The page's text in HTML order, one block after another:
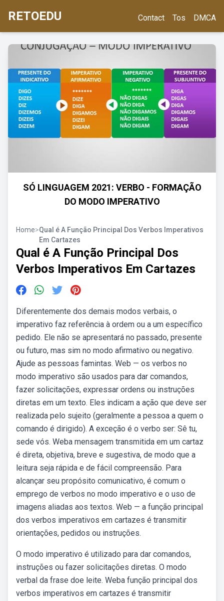
RETOEDU Contact Tos DMCA
SÓ LINGUAGEM 2021: VERBO - FORMAÇÃO
DO MODO IMPERATIVO
Home>Qual é A Função Principal Dos Verbos Imperativos
Em Cartazes
Qual é A Função Principal Dos
Verbos Imperativos Em Cartazes
Diferentemente dos demais modos verbais, o
imperativo faz referência à ordem ou a um específico
pedido. Ele não se apresentará no passado, presente
ou futuro, mas sim no modo afirmativo ou negativo.
Ajude as pessoas famintas. Web — os verbos no
modo imperativo são usados para dar comandos,
fazer solicitações, expressar ordens ou instruções
diretas em um texto. Eles indicam a ação que deve ser
realizada pelo sujeito (geralmente a pessoa a quem o
comando é dirigido). A exceção é o verbo ser: Sê tu,
sede vós. Weba mensagem transmitida em um cartaz
é direta, objetiva, breve e sugestiva, de modo que a
leitura seja rápida e de fácil compreensão. Para
alcançar seu propósito comunicativo, é comum o
emprego de verbos no modo imperativo e o uso de
imagens aliadas aos textos. Web — a função principal
dos verbos imperativos em cartazes é transmitir
orientações, pedidos ou instruções.
O modo imperativo é utilizado para dar comandos,
instruções ou fazer solicitações diretas. O modo
verbal da frase doe leite. Weba função principal dos
verbos imperativos em cartazes é transmitir